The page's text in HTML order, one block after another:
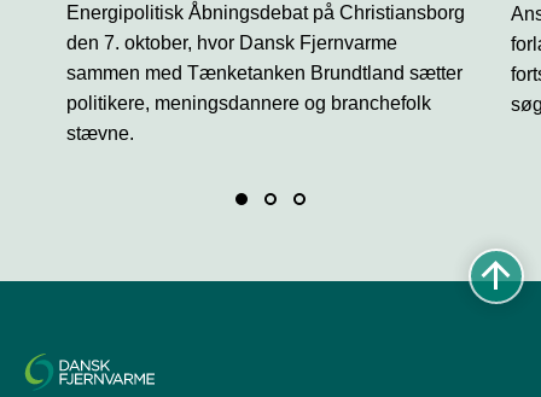
Energipolitisk Åbningsdebat på Christiansborg
den 7. oktober, hvor Dansk Fjernvarme
sammen med Tænketanken Brundtland sætter
politikere, meningsdannere og branchefolk
stævne.